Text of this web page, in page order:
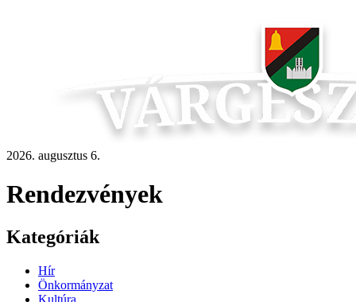
2026. augusztus 6.
Rendezvények
Kategóriák
Hír
Önkormányzat
Kultúra